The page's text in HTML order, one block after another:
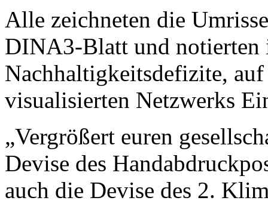
Alle zeichneten die
DINA3-Blatt und
Nachhaltigkeitsdefizite,
visualisierten Netzwerks
„Vergrößert euren
Devise des
auch die Devise des 2.